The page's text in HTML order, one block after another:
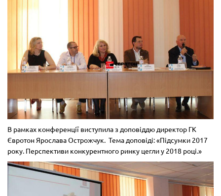
В рамках конференції виступила з доповіддю директор ГК
Євротон Ярослава Острожчук. Тема доповіді: «Підсумки 2017
року. Перспективи конкурентного ринку цегли у 2018 році.»